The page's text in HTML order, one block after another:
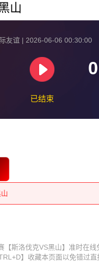
山
友谊 | 2026-06-06 00:30:00
0
已结束
斯洛伐克VS黑山】准时在线
】收藏本页面以免错过